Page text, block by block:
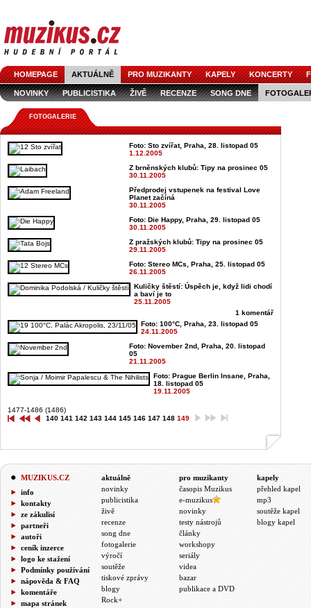
HOMEPAGE AKTUÁLNĚ PRO MUZIKANTY KAPELY KONCERTY
NOVINKY PUBLICISTIKA ŽIVĚ RECENZE SONG DNE
FOTOGALERIE
Foto: Sto zvířat, Praha, 28. listopad 05
1.12.2005
Z brněnských klubů: Tipy na prosinec 05
30.11.2005
Předprodej vstupenek na festival Love
Planet začíná
30.11.2005
Foto: Die Happy, Praha, 29. listopad 05
30.11.2005
Z pražských klubů: Tipy na prosinec 05
29.11.2005
Foto: Stereo MCs, Praha, 25. listopad 05
26.11.2005
Kuličky štěstí: Úspěch je, když lidi chodí
a baví je to
25.11.2005
1 komentář
Foto: 100°C, Praha, 23. listopad 05
24.11.2005
Foto: November 2nd, Praha, 20. listopad
05
21.11.2005
Foto: Prague Berlin Insane, Praha,
18. listopad 05
19.11.2005
1477-1486 (1486)
140 141 142 143 144 145 146 147 148 149
MUZIKUS.CZ
info
kontakty
ze zákulisí
partneři
autoři
ceník inzerce
logo ke stažení
Podmínky používání
nápověda & FAQ
komentáře
mapa stránek
aktuálně
novinky
publicistika
živě
recenze
song dne
fotogalerie
výročí
soutěže
tiskové zprávy
blogy
Rock+
pro muzikanty
časopis Muzikus
e-muzikus
novinky
testy nástrojů
články
workshopy
seriály
videa
bazar
publikace a DVD
kapely
přehled kapel
mp3
soutěže kapel
blogy kapel